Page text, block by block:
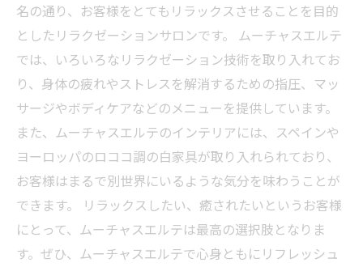
名の通り、お客様をとてもリラックスさせることを目的
としたリラクゼーションサロンです。 ムーチャスエルテ
では、いろいろなリラクゼーション技術を取り入れてお
り、身体の疲れやストレスを解消するための指圧、マッ
サージやボディケアなどのメニューを提供しています。
また、ムーチャスエルテのインテリアには、スペインや
ヨーロッパのロココ調の白家具が取り入れられており、
お客様はまるで別世界にいるような気分を味わうことが
できます。 リラックスしたい、癒されたいというお客様
にとって、ムーチャスエルテは最高の選択肢となりま
す。ぜひ、ムーチャスエルテで心身ともにリフレッシュ